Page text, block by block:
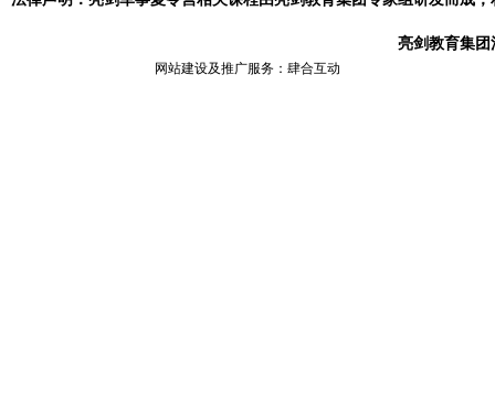
亮剑教育集
网站建设及推广服务： 肆合互动